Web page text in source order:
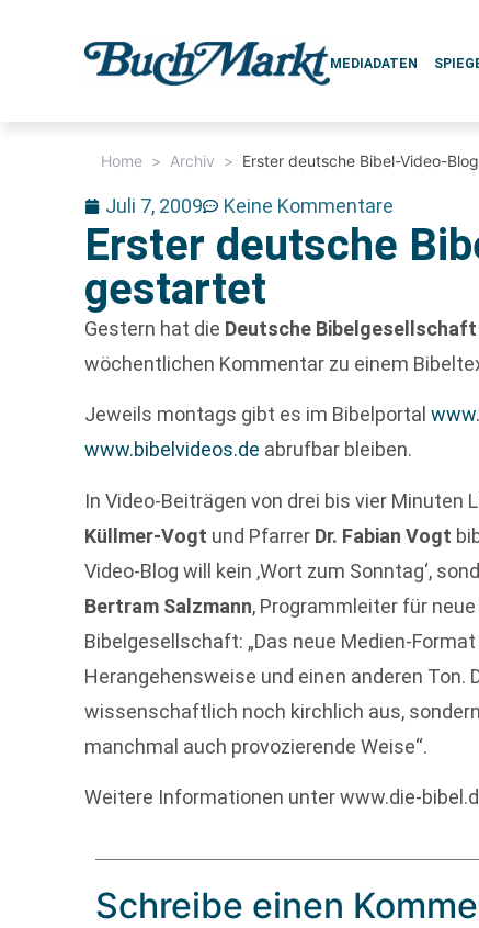
MEDIADATEN
Home > Archiv > Erster deutsche Bibel-Video-
Juli 7, 2009 Keine Kommentare
Erster deutsche
gestartet
Gestern hat die Deutsche Bibelgesellschaft
wöchentlichen Kommentar zu einem
Jeweils montags gibt es im Bibelportal
www.bibelvideos.de abrufbar bleiben.
In Video-Beiträgen von drei bis vier Minuten
Küllmer-Vogt und Pfarrer Dr. Fabian Vogt
Video-Blog will kein ‚Wort zum Sonntag‘,
Bertram Salzmann, Programmleiter für
Bibelgesellschaft: „Das neue Medien-
Herangehensweise und einen anderen Ton.
wissenschaftlich noch kirchlich aus,
manchmal auch provozierende Weise“.
Weitere Informationen unter www.die-
Schreibe einen